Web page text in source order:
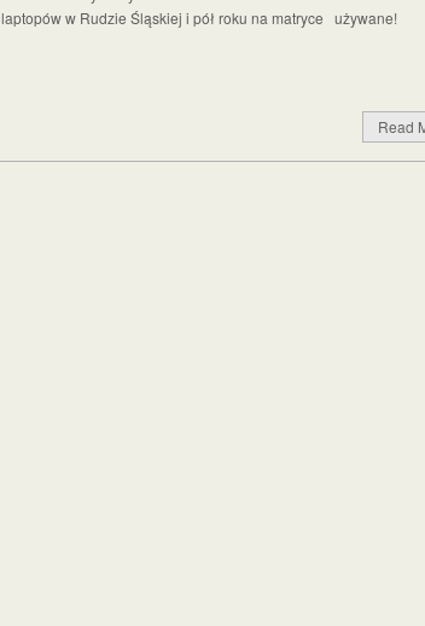
laptopów w Rudzie Śląskiej i pół roku na matryce używane!
Read